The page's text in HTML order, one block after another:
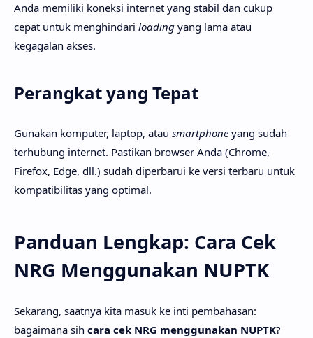
Anda memiliki koneksi internet yang stabil dan cukup
cepat untuk menghindari loading yang lama atau
kegagalan akses.
Perangkat yang Tepat
Gunakan komputer, laptop, atau smartphone yang sudah
terhubung internet. Pastikan browser Anda (Chrome,
Firefox, Edge, dll.) sudah diperbarui ke versi terbaru untuk
kompatibilitas yang optimal.
Panduan Lengkap: Cara Cek
NRG Menggunakan NUPTK
Sekarang, saatnya kita masuk ke inti pembahasan:
bagaimana sih cara cek NRG menggunakan NUPTK?